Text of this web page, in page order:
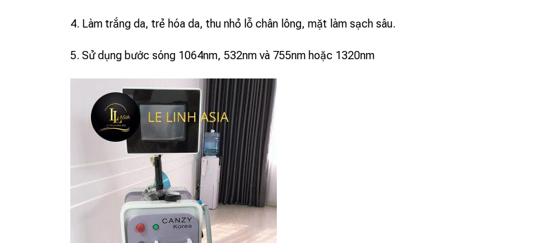
4. Làm trắng da, trẻ hóa da, thu nhỏ lỗ chân lông, mặt làm sạch sâu.
5. Sử dụng bước sóng 1064nm, 532nm và 755nm hoặc 1320nm